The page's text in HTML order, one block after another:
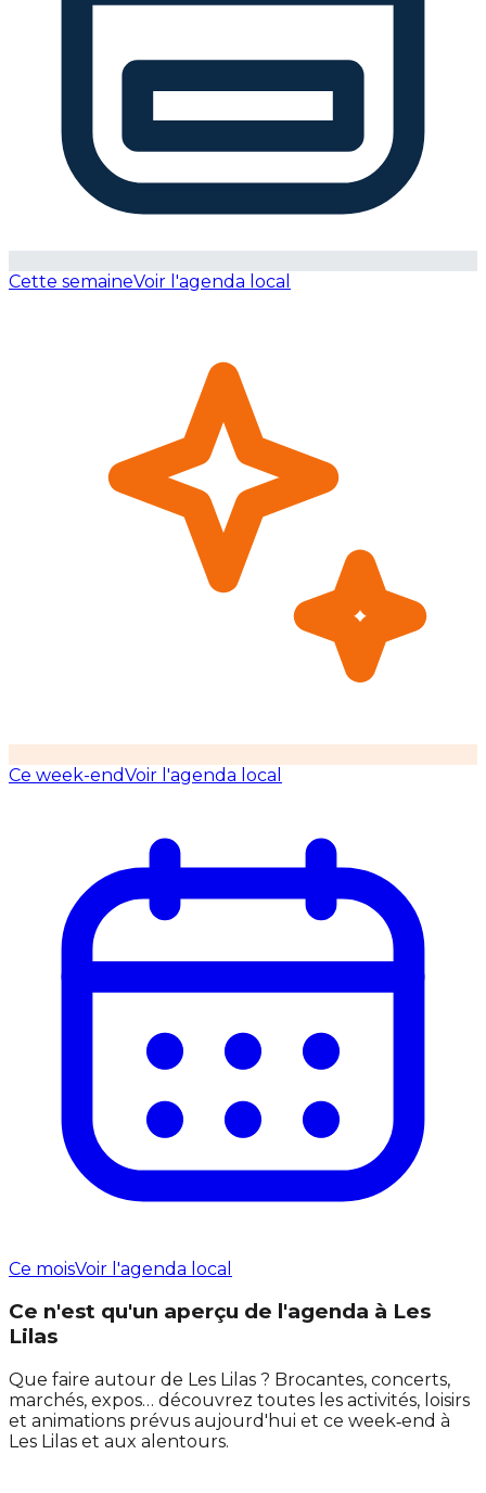
Cette semaineVoir l'agenda local
Ce week-endVoir l'agenda local
Ce moisVoir l'agenda local
Ce n'est qu'un aperçu de l'agenda à Les
Lilas
Que faire autour de Les Lilas ? Brocantes, concerts,
marchés, expos… découvrez toutes les activités, loisirs
et animations prévus aujourd'hui et ce week‑end à
Les Lilas et aux alentours.